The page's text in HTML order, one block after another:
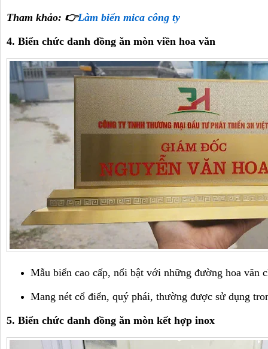
Tham khảo: 👉Làm biển mica công ty
4. Biển chức danh đồng ăn mòn viền hoa văn
Mẫu biển cao cấp, nổi bật với những đường hoa văn
Mang nét cổ điển, quý phái, thường được sử dụng
5. Biển chức danh đồng ăn mòn kết hợp inox